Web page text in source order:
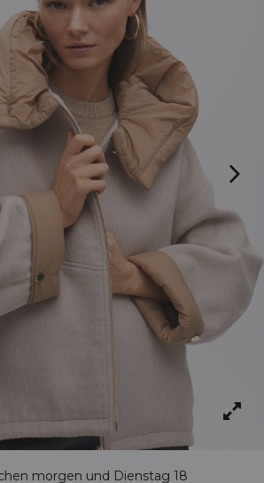
morgen und Dienstag 18